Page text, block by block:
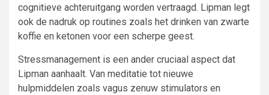
cognitieve achteruitgang worden vertraagd. Lipman legt
ook de nadruk op routines zoals het drinken van zwarte
koffie en ketonen voor een scherpe geest.
Stressmanagement is een ander cruciaal aspect dat
Lipman aanhaalt. Van meditatie tot nieuwe
hulpmiddelen zoals vagus zenuw stimulators en